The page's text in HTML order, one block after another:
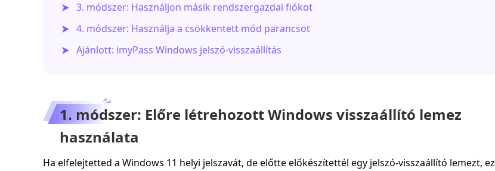
3. módszer: Használjon másik rendszergazdai fiókot
4. módszer: Használja a csökkentett mód parancsot
Ajánlott: imyPass Windows jelszó-visszaállítás
1. módszer: Előre létrehozott Windows visszaállító lemez
használata
Ha elfelejtetted a Windows 11 helyi jelszavát, de előtte előkészítettél egy jelszó-visszaállító lemezt, ez